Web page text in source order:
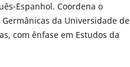
Espanhol. Coordena o
da Universidade de
com ênfase em Estudos da